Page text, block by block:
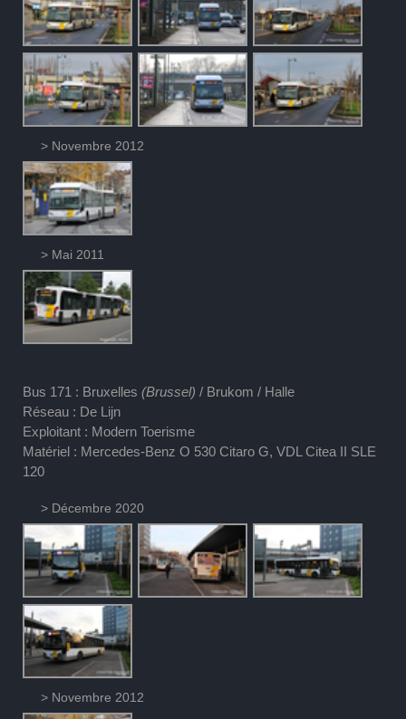
> Novembre 2012
> Mai 2011
Bus 171 : Bruxelles (Brussel) / Brukom / Halle
Réseau : De Lijn
Exploitant : Modern Toerisme
Matériel : Mercedes-Benz O 530 Citaro G, VDL Citea II SLE
120
> Décembre 2020
> Novembre 2012